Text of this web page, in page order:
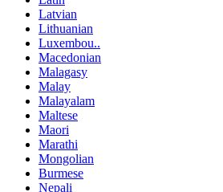
Latvian
Lithuanian
Luxembou..
Macedonian
Malagasy
Malay
Malayalam
Maltese
Maori
Marathi
Mongolian
Burmese
Nepali